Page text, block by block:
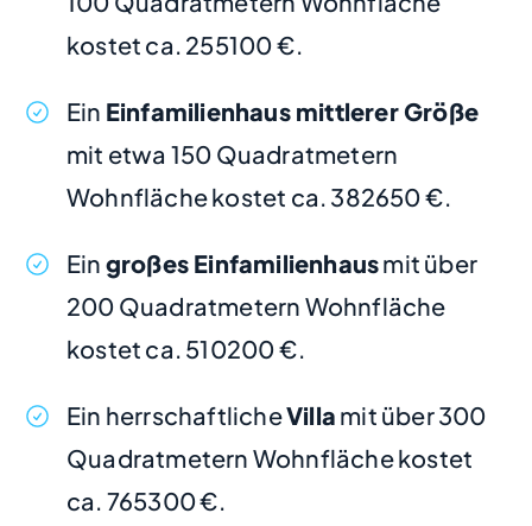
kostet ca. 255100 €.
Ein Einfamilienhaus mittlerer Größe
mit etwa 150 Quadratmetern
Wohnfläche kostet ca. 382650 €.
Ein großes Einfamilienhausmit über
200 Quadratmetern Wohnfläche
kostet ca. 510200 €.
Ein herrschaftlicheVilla mit über 300
Quadratmetern Wohnfläche kostet
ca. 765300 €.